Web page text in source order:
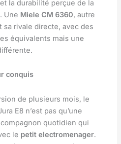
la durabilité perçue de la
Une Miele CM 6360, autre
sa rivale directe, avec des
équivalents mais une
conquis
de plusieurs mois, le
E8 n’est pas qu’une
quotidien qui
le petit electromenager.